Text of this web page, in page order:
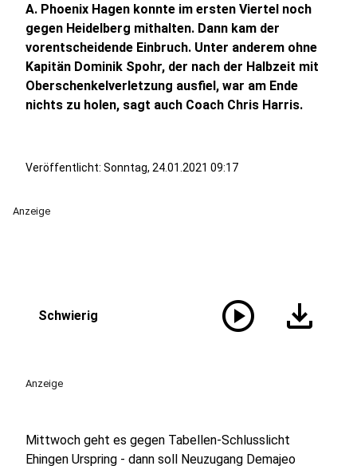
A. Phoenix Hagen konnte im ersten Viertel noch
gegen Heidelberg mithalten. Dann kam der
vorentscheidende Einbruch. Unter anderem ohne
Kapitän Dominik Spohr, der nach der Halbzeit mit
Oberschenkelverletzung ausfiel, war am Ende
nichts zu holen, sagt auch Coach Chris Harris.
Veröffentlicht: Sonntag, 24.01.2021 09:17
Anzeige
Schwierig play_circle download
Anzeige
Mittwoch geht es gegen Tabellen-Schlusslicht
Ehingen Urspring - dann soll Neuzugang Demajeo